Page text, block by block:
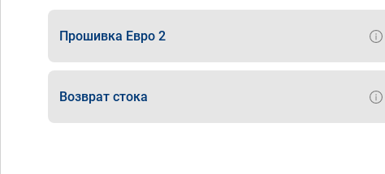
Прошивка Евро 2
Возврат стока